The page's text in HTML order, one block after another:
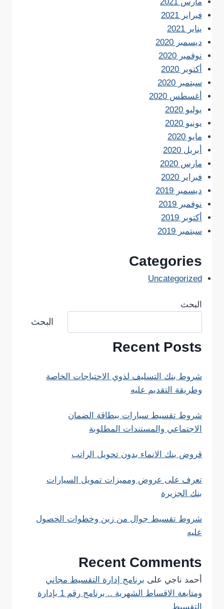
فبراير 2021
يناير 2021
ديسمبر 2020
نوفمبر 2020
أكتوبر 2020
سبتمبر 2020
أغسطس 2020
يوليو 2020
يونيو 2020
مايو 2020
أبريل 2020
مارس 2020
فبراير 2020
ديسمبر 2019
نوفمبر 2019
أكتوبر 2019
سبتمبر 2019
Categories
Uncategorized
البحث
البحث
Recent Posts
شروط بنك التسليف لذوي الاحتياجات الخاصة
وطريقة التقديم عليه
شروط تقسيط سيارات ببطاقة الضمان
الاجتماعي والمستندات المطلوبة
قروض بنك الانماء بدون تحويل الراتب
تعرف على عروض ومميزات تمويل السيارات
بنك الجزيرة
شروط تقسيط جوال من زين وخطوات الحصول
عليه
Recent Comments
أحمد ناجي على برنامج إدارة التقسيط مجاني
ومتابعة الاقساط الشهرية .. برنامج رقم 1 بإدارة
التقسيط